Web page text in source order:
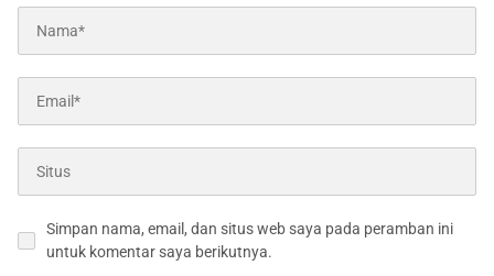
Simpan nama, email, dan situs web saya pada peramban ini
untuk komentar saya berikutnya.